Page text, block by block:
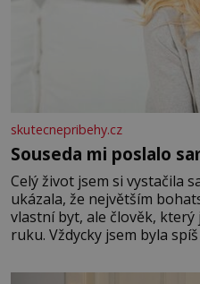
skutecnepribehy.cz
Souseda mi poslalo
Celý život jsem si vystačila
ukázala, že největším
vlastní byt, ale člověk,
ruku. Vždycky jsem byla
mi knihy, práce a hlavně